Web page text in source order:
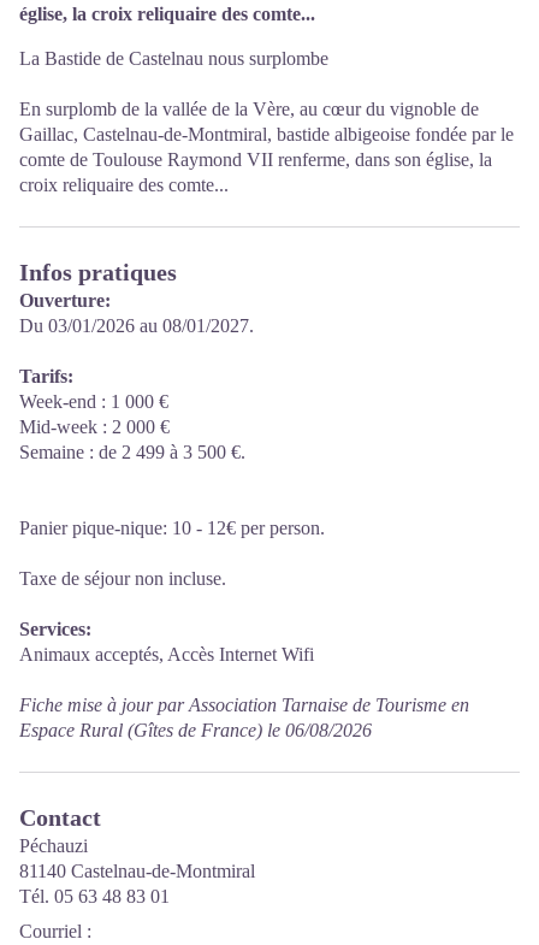
église, la croix reliquaire des comte...
La Bastide de Castelnau nous surplombe
En surplomb de la vallée de la Vère, au cœur du vignoble de
Gaillac, Castelnau-de-Montmiral, bastide albigeoise fondée par le
comte de Toulouse Raymond VII renferme, dans son église, la
croix reliquaire des comte...
Infos pratiques
Ouverture:
Du 03/01/2026 au 08/01/2027.
Tarifs:
Week-end : 1 000 €
Mid-week : 2 000 €
Semaine : de 2 499 à 3 500 €.
Panier pique-nique: 10 - 12€ per person.
Taxe de séjour non incluse.
Services:
Animaux acceptés, Accès Internet Wifi
Fiche mise à jour par Association Tarnaise de Tourisme en
Espace Rural (Gîtes de France) le 06/08/2026
Contact
Péchauzi
81140 Castelnau-de-Montmiral
Tél. 05 63 48 83 01
Courriel :